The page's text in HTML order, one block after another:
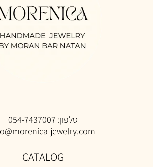
טלפון: 054-7437007
jewelry.com
CATALOG